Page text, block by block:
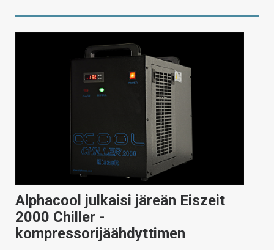
Alphacool julkaisi järeän Eiszeit
2000 Chiller -
kompressorijäähdyttimen